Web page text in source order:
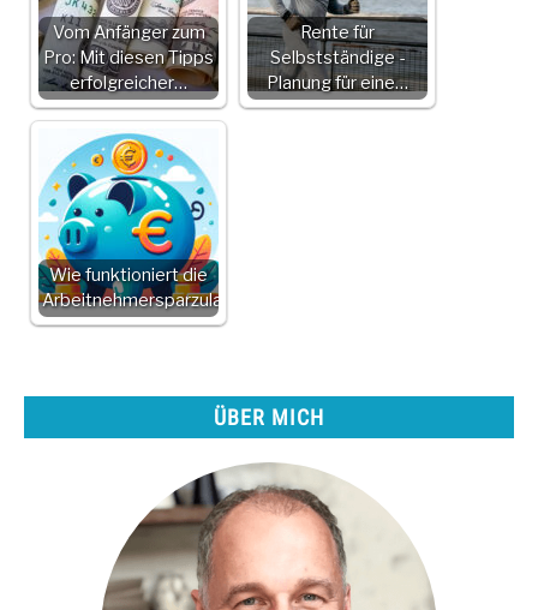
Vom Anfänger zum
Pro: Mit diesen Tipps
erfolgreicher…
Rente für
Selbstständige -
Planung für eine…
Wie funktioniert die
Arbeitnehmersparzulage?
ÜBER MICH